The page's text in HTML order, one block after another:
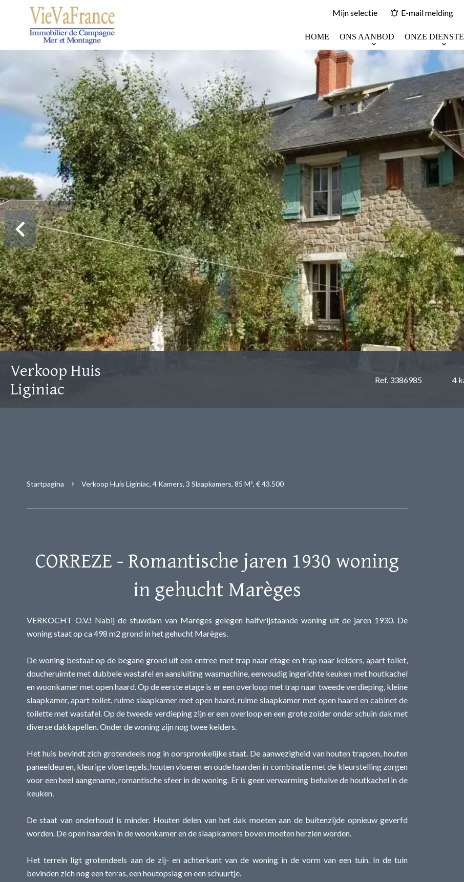
Mijn selectie E-mail melding
HOME ONS AANBOD ONZE
Verkoop Huis
Liginiac Ref. 3386985 4
Startpagina Verkoop Huis Liginiac, 4 Kamers, 3 Slaapkamers, 85 M², € 43.500
CORREZE - Romantische jaren 1930 woning
in gehucht Marèges
VERKOCHT O.V.! Nabij de stuwdam van Marèges gelegen halfvrijstaande woning uit de jaren 1930. De
woning staat op ca 498 m2 grond in het gehucht Marèges.
De woning bestaat op de begane grond uit een entree met trap naar etage en trap naar kelders, apart toilet,
doucheruimte met dubbele wastafel en aansluiting wasmachine, eenvoudig ingerichte keuken met houtkachel
en woonkamer met open haard. Op de eerste etage is er een overloop met trap naar tweede verdieping, kleine
slaapkamer, apart toilet, ruime slaapkamer met open haard, ruime slaapkamer met open haard en cabinet de
toilette met wastafel. Op de tweede verdieping zijn er een overloop en een grote zolder onder schuin dak met
diverse dakkapellen. Onder de woning zijn nog twee kelders.
Het huis bevindt zich grotendeels nog in oorspronkelijke staat. De aanwezigheid van houten trappen, houten
paneeldeuren, kleurige vloertegels, houten vloeren en oude haarden in combinatie met de kleurstelling zorgen
voor een heel aangename, romantische sfeer in de woning. Er is geen verwarming behalve de houtkachel in de
keuken.
De staat van onderhoud is minder. Houten delen van het dak moeten aan de buitenzijde opnieuw geverfd
worden. De open haarden in de woonkamer en de slaapkamers boven moeten herzien worden.
Het terrein ligt grotendeels aan de zij- en achterkant van de woning in de vorm van een tuin. In de tuin
bevinden zich nog een terras, een houtopslag en een schuurtje.